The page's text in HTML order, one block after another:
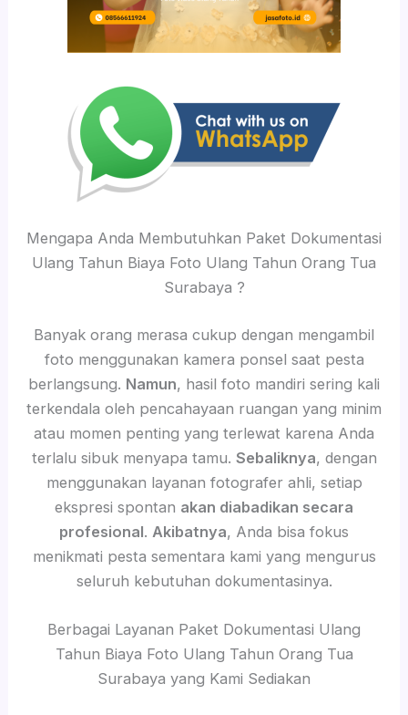
Mengapa Anda Membutuhkan Paket Dokumentasi
Ulang Tahun Biaya Foto Ulang Tahun Orang Tua
Surabaya ?
Banyak orang merasa cukup dengan mengambil
foto menggunakan kamera ponsel saat pesta
berlangsung. Namun, hasil foto mandiri sering kali
terkendala oleh pencahayaan ruangan yang minim
atau momen penting yang terlewat karena Anda
terlalu sibuk menyapa tamu. Sebaliknya, dengan
menggunakan layanan fotografer ahli, setiap
ekspresi spontan akan diabadikan secara
profesional. Akibatnya, Anda bisa fokus
menikmati pesta sementara kami yang mengurus
seluruh kebutuhan dokumentasinya.
Berbagai Layanan Paket Dokumentasi Ulang
Tahun Biaya Foto Ulang Tahun Orang Tua
Surabaya yang Kami Sediakan